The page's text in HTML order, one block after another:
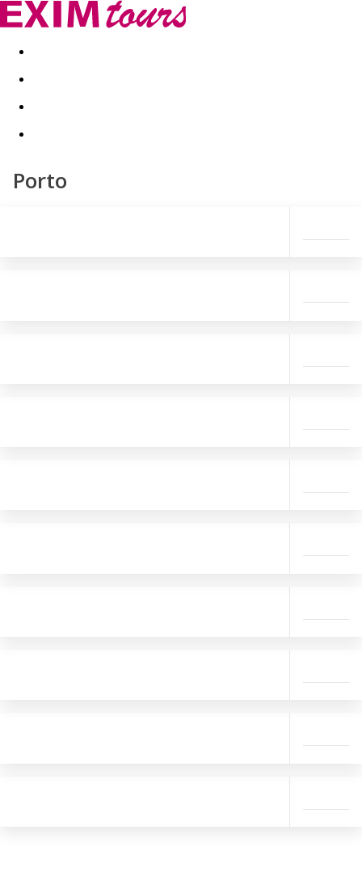
Akční nabídky Last minute
Porto